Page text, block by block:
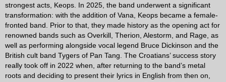
strongest acts, Keops. In 2025, the band underwent a significant
transformation: with the addition of Vana, Keops became a female-
fronted band. Prior to that, they made history as the opening act for
renowned bands such as Overkill, Therion, Alestorm, and Rage, as
well as performing alongside vocal legend Bruce Dickinson and the
British cult band Tygers of Pan Tang. The Croatians’ success story
really took off in 2022 when, after returning to the band’s metal
roots and deciding to present their lyrics in English from then on,